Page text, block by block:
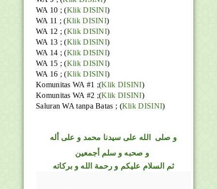
WA 10 ; (Klik DISINI)
WA 11 ; (Klik DISINI)
WA 12 ; (Klik DISINI)
WA 13 ; (Klik DISINI)
WA 14 ; (Klik DISINI)
WA 15 ; (Klik DISINI)
WA 16 ; (Klik DISINI)
Komunitas WA #1 ;(Klik DISINI)
Komunitas WA #2 ;(Klik DISINI)
Saluran WA tanpa Batas ; (Klik DISINI)
و صلى الله على سيدنا محمد و على أله
و صحبه و سلم أجمعين
ثم السلام عليكم و رحمة الله و بركاته